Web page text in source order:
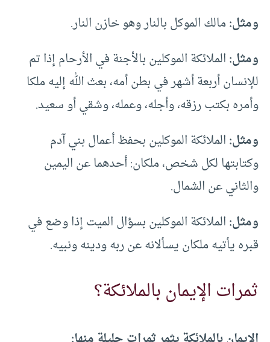
ومثل:مالك الموكل بالنار وهو خازن النار.
ومثل:الملائكة الموكلين بالأجنة في الأرحام إذا تم
للإنسان أربعة أشهر في بطن أمه، بعث الله إليه ملكا
وأمره بكتب رزقه، وأجله، وعمله، وشقي أو سعيد.
ومثل:الملائكة الموكلين بحفظ أعمال بني آدم
وكتابتها لكل شخص، ملكان: أحدهما عن اليمين
والثاني عن الشمال.
ومثل:الملائكة الموكلين بسؤال الميت إذا وضع في
قبره يأتيه ملكان يسألانه عن ربه ودينه ونبيه.
ثمرات الإيمان بالملائكة؟